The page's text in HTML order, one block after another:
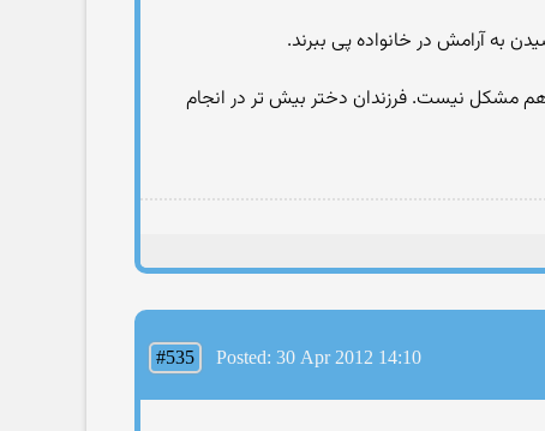
و توضیح دلیل آن چندان هم مشکل نیست. فرزندان دختر بیش تر در انجام
#535 Posted: 30 Apr 2012 14:10